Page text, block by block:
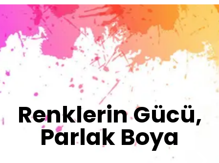
Renklerimiz
Sizin İmzanız
Olsun